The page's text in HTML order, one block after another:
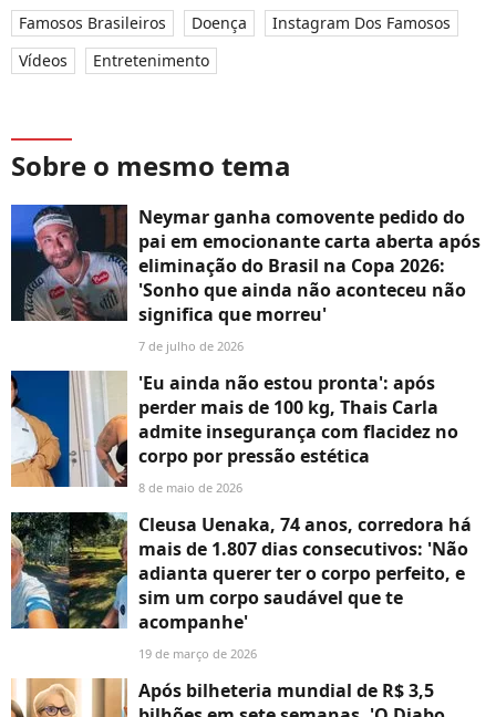
Famosos Brasileiros Doença
Instagram Dos Famosos
Vídeos
Entretenimento
Sobre o mesmo tema
Neymar ganha comovente pedido do
pai em emocionante carta aberta após
eliminação do Brasil na Copa 2026:
'Sonho que ainda não aconteceu não
significa que morreu'
7 de julho de 2026
'Eu ainda não estou pronta': após
perder mais de 100 kg, Thais Carla
admite insegurança com flacidez no
corpo por pressão estética
8 de maio de 2026
Cleusa Uenaka, 74 anos, corredora há
mais de 1.807 dias consecutivos: 'Não
adianta querer ter o corpo perfeito, e
sim um corpo saudável que te
acompanhe'
19 de março de 2026
Após bilheteria mundial de R$ 3,5